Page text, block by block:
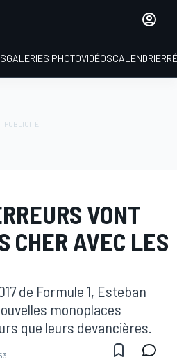
GALERIES PHOTOVIDÉOSCALENDRIER
VONT
CHER AVEC LES
de Formule 1, Esteban
monoplaces
que leurs devancières.